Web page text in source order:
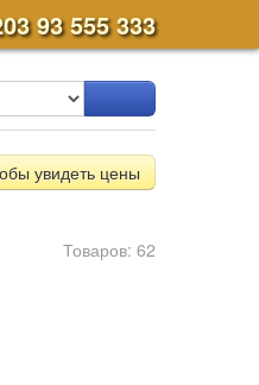
93 555 333
увидеть цены
Товаров: 62